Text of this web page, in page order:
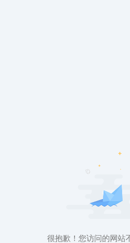
很抱歉！您访问的网站